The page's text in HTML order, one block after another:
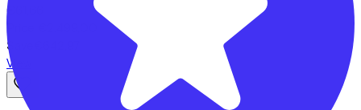
€61,66
Price
Save
View